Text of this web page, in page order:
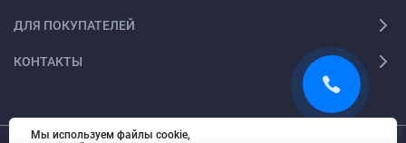
ДЛЯ ПОКУПАТЕЛЕЙ
КОНТАКТЫ
Мы используем файлы cookie,